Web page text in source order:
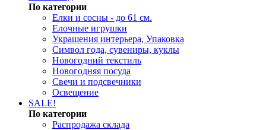
По категории
Елки и сосны - до 61 см.
Елочные игрушки
Украшения интерьера, Упаковка
Символ года, сувениры, куклы
Новогодний текстиль
Новогодняя посуда
Свечи и подсвечники
Освещение
SALE!
По категории
Распродажа склада